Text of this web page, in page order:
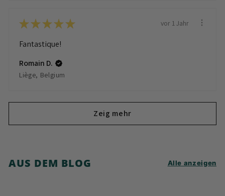
★★★★★ vor 1 Jahr
Fantastique!
Romain D.
Liège, Belgium
Zeig mehr
AUS DEM BLOG Alle anzeigen